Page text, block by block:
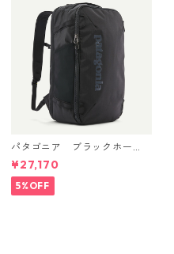
パタゴニア ブラックホー
ル・ミニ・MLC 30L (カラー
Black) Patagonia Black Hole
® Mini MLC® 30L 日本正規
品 製品番号 49266
¥27,170
5%OFF